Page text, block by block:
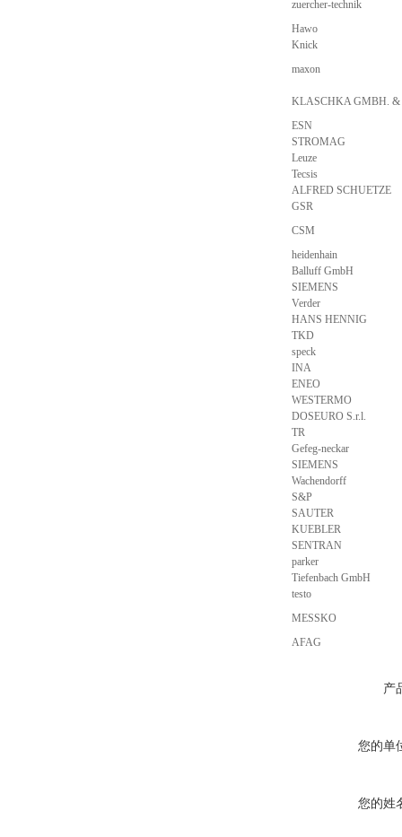
zuercher-technik
Hawo
Knick
maxon
KLASCHKA GMBH. &
ESN
STROMAG
Leuze
Tecsis
ALFRED SCHUETZE
GSR
CSM
heidenhain
Balluff GmbH
SIEMENS
Verder
HANS HENNIG
TKD
speck
INA
ENEO
WESTERMO
DOSEURO S.r.l.
TR
Gefeg-neckar
SIEMENS
Wachendorff
S&P
SAUTER
KUEBLER
SENTRAN
parker
Tiefenbach GmbH
testo
MESSKO
AFAG
产
您的单
您的姓